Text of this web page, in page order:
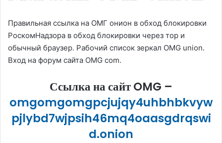
Правильная ссылка на ОМГ онион в обход блокировки
РоскомНадзора в обход блокировки через тор и
обычный браузер. Рабочий список зеркал OMG union.
Вход на форум сайта OMG com.
Ссылка на сайт OMG –
omgomgomgpcjujqy4uhbhbkvyw
pjlybd7wjpsih46mq4oaasgdrqswi
d.onion